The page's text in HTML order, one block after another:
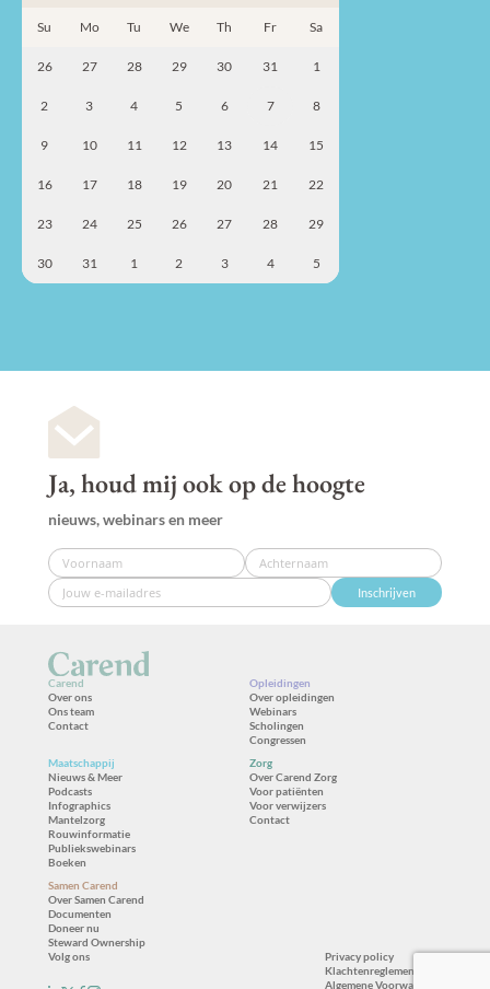
Su Mo Tu We Th Fr Sa
26 27 28 29 30 31 1
2 3 4 5 6 7 8
9 10 11 12 13 14 15
16 17 18 19 20 21 22
23 24 25 26 27 28 29
30 31 1 2 3 4 5
Ja, houd mij ook op de hoogte
nieuws, webinars en meer
Inschrijven
Carend
Over ons
Ons team
Contact
Opleidingen
Over opleidingen
Webinars
Scholingen
Congressen
Maatschappij
Nieuws & Meer
Podcasts
Infographics
Mantelzorg
Rouwinformatie
Publiekswebinars
Boeken
Zorg
Over Carend Zorg
Voor patiënten
Voor verwijzers
Contact
Samen Carend
Over Samen Carend
Documenten
Doneer nu
Steward Ownership
Volg ons
Privacy policy
Klachtenreglement
Algemene Voorwaarden